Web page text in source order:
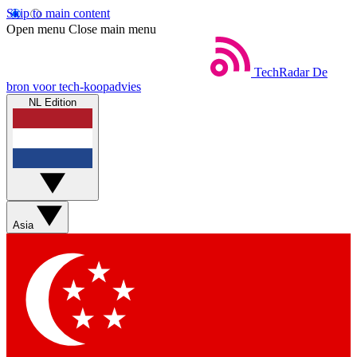
Skip to main content
Open menu Close main menu
TechRadar De
bron voor tech-koopadvies
NL Edition
Asia